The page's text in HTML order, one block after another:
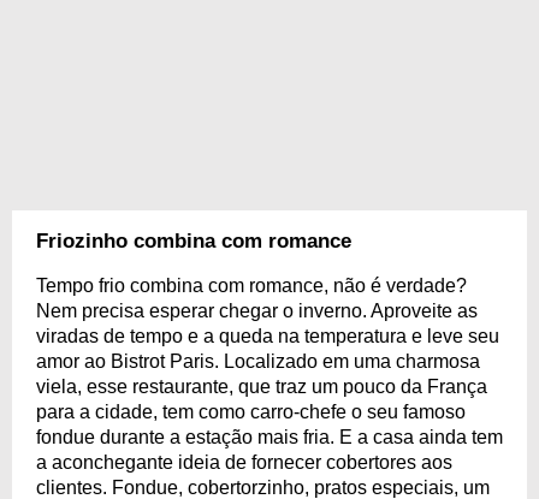
Friozinho combina com romance
Tempo frio combina com romance, não é verdade?
Nem precisa esperar chegar o inverno. Aproveite as
viradas de tempo e a queda na temperatura e leve seu
amor ao Bistrot Paris. Localizado em uma charmosa
viela, esse restaurante, que traz um pouco da França
para a cidade, tem como carro-chefe o seu famoso
fondue durante a estação mais fria. E a casa ainda tem
a aconchegante ideia de fornecer cobertores aos
clientes. Fondue, cobertorzinho, pratos especiais, um